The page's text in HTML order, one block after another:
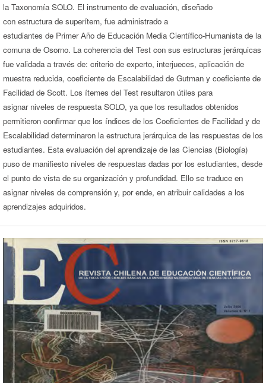
la Taxonomía SOLO. El instrumento de evaluación, diseñado
con estructura de superítem, fue administrado a
estudiantes de Primer Año de Educación Media Científico-Humanista de la
comuna de Osorno. La coherencia del Test con sus estructuras jerárquicas
fue validada a través de: criterio de experto, interjueces, aplicación de
muestra reducida, coeficiente de Escalabilidad de Gutman y coeficiente de
Facilidad de Scott. Los ítemes del Test resultaron útiles para
asignar niveles de respuesta SOLO, ya que los resultados obtenidos
permitieron confirmar que los índices de los Coeficientes de Facilidad y de
Escalabilidad determinaron la estructura jerárquica de las respuestas de los
estudiantes. Esta evaluación del aprendizaje de las Ciencias (Biología)
puso de manifiesto niveles de respuestas dadas por los estudiantes, desde
el punto de vista de su organización y profundidad. Ello se traduce en
asignar niveles de comprensión y, por ende, en atribuir calidades a los
aprendizajes adquiridos.